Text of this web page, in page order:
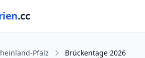
.cc
Pfalz Brückentage 2026